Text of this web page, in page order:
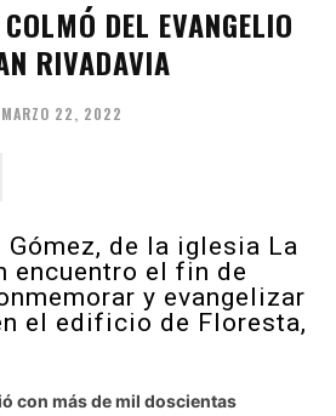
DEL EVANGELIO
RIVADAVIA
MARZO 22, 2022
de la iglesia La
encuentro el fin de
y evangelizar
el edificio de Floresta,
con más de mil doscientas